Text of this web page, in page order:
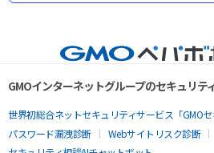
GMOインターネットグループのセキュリテ
世界初総合ネットセキュリティサービス「GMOセ
パスワード漏洩診断
Webサイトリスク診断